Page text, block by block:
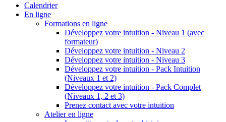
Calendrier
En ligne
Formations en ligne
Développez votre intuition - Niveau 1 (avec
formateur)
Développez votre intuition - Niveau 2
Développez votre intuition - Niveau 3
Développez votre intuition - Pack Intuition
(Niveaux 1 et 2)
Développez votre intuition - Pack Complet
(Niveaux 1, 2 et 3)
Prenez contact avec votre intuition
Atelier en ligne